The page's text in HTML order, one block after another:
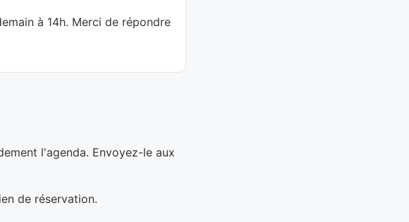
à 14h. Merci de répondre
l'agenda. Envoyez-le aux
de réservation.